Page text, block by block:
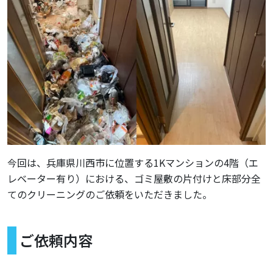
今回は、兵庫県川西市に位置する1Kマンションの4階（エ
レベーター有り）における、ゴミ屋敷の片付けと床部分全
てのクリーニングのご依頼をいただきました。
ご依頼内容